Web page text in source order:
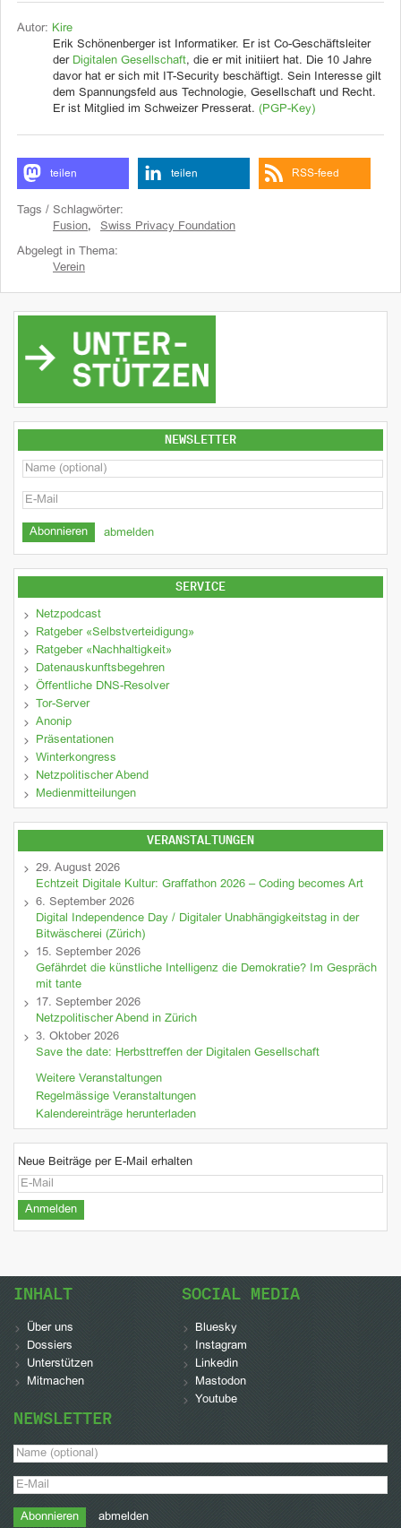
Autor: Kire
Erik Schönenberger ist Informatiker. Er ist Co-Geschäftsleiter
der Digitalen Gesellschaft, die er mit initiiert hat. Die 10 Jahre
davor hat er sich mit IT-Security beschäftigt. Sein Interesse gilt
dem Spannungsfeld aus Technologie, Gesellschaft und Recht.
Er ist Mitglied im Schweizer Presserat. (PGP-Key)
teilen teilen RSS-feed
Tags / Schlagwörter:
Fusion, Swiss Privacy Foundation
Abgelegt in Thema:
Verein
NEWSLETTER
abmelden
SERVICE
Netzpodcast
Ratgeber «Selbstverteidigung»
Ratgeber «Nachhaltigkeit»
Datenauskunftsbegehren
Öffentliche DNS-Resolver
Tor-Server
Anonip
Präsentationen
Winterkongress
Netzpolitischer Abend
Medienmitteilungen
VERANSTALTUNGEN
29. August 2026
Echtzeit Digitale Kultur: Graffathon 2026 – Coding becomes Art
6. September 2026
Digital Independence Day / Digitaler Unabhängigkeitstag in der
Bitwäscherei (Zürich)
15. September 2026
Gefährdet die künstliche Intelligenz die Demokratie? Im Gespräch
mit tante
17. September 2026
Netzpolitischer Abend in Zürich
3. Oktober 2026
Save the date: Herbsttreffen der Digitalen Gesellschaft
Weitere Veranstaltungen
Regelmässige Veranstaltungen
Kalendereinträge herunterladen
Neue Beiträge per E-Mail erhalten
INHALT
Über uns
Dossiers
Unterstützen
Mitmachen
SOCIAL MEDIA
Bluesky
Instagram
Linkedin
Mastodon
Youtube
NEWSLETTER
abmelden